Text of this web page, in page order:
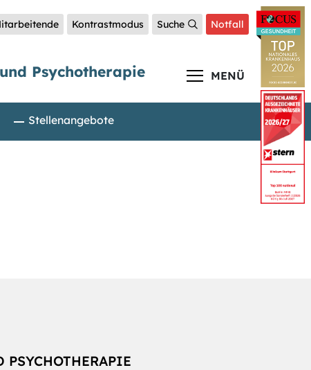
Kontrastmodus Suche Notfall
Psychotherapie MENÜ
Stellenangebote